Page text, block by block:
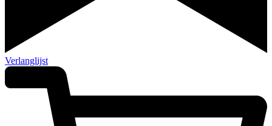
Verlanglijst